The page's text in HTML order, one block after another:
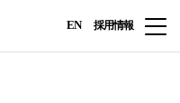
EN 採用情報